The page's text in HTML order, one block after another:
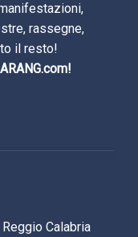
rassegne,
il resto!
Calabria